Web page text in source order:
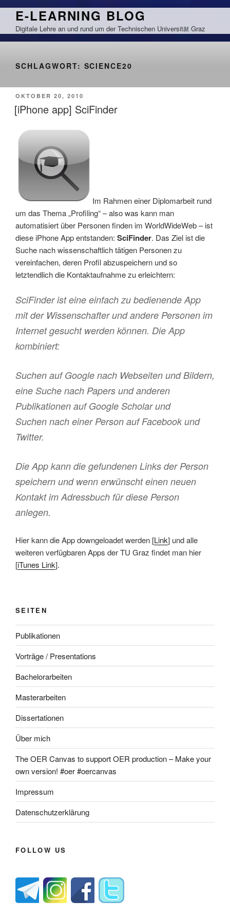
Zum
springen
E-LEARNING BLOG
Digitale Lehre an und rund um der Technischen Universität Graz
SCHLAGWORT: SCIENCE20
VERÖFFENTLICHT
AM
OKTOBER 20, 2010
[iPhone app] SciFinder
Im Rahmen einer Diplomarbeit rund
um das Thema „Profiling“ – also was kann man
automatisiert über Personen finden im WorldWideWeb – ist
diese iPhone App entstanden: SciFinder. Das Ziel ist die
Suche nach wissenschaftlich tätigen Personen zu
vereinfachen, deren Profil abzuspeichern und so
letztendlich die Kontaktaufnahme zu erleichtern:
SciFinder ist eine einfach zu bedienende App
mit der Wissenschafter und andere Personen im
Internet gesucht werden können. Die App
kombiniert:
Suchen auf Google nach Webseiten und Bildern,
eine Suche nach Papers und anderen
Publikationen auf Google Scholar und
Suchen nach einer Person auf Facebook und
Twitter.
Die App kann die gefundenen Links der Person
speichern und wenn erwünscht einen neuen
Kontakt im Adressbuch für diese Person
anlegen.
Hier kann die App downgeloadet werden [Link] und alle
weiteren verfügbaren Apps der TU Graz findet man hier
[iTunes Link].
SEITEN
Publikationen
Vorträge / Presentations
Bachelorarbeiten
Masterarbeiten
Dissertationen
Über mich
The OER Canvas to support OER production – Make your
own version! #oer #oercanvas
Impressum
Datenschutzerklärung
FOLLOW US